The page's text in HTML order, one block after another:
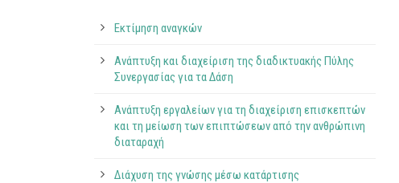
Εκτίμηση αναγκών
Ανάπτυξη και διαχείριση της διαδικτυακής Πύλης
Συνεργασίας για τα Δάση
Ανάπτυξη εργαλείων για τη διαχείριση επισκεπτών
και τη μείωση των επιπτώσεων από την ανθρώπινη
διαταραχή
Διάχυση της γνώσης μέσω κατάρτισης